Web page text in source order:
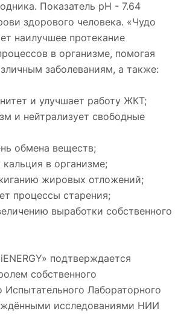
Показатель pH - 7.64
здорового человека. «Чудо
наилучшее протекание
в организме, помогая
заболеваниям, а также:
и улучшает работу ЖКТ;
и нейтрализует свободные
обмена веществ;
в организме;
жировых отложений;
процессы старения;
выработки собственного
подтверждается
собственного
Испытательного Лабораторного
исследованиями НИИ